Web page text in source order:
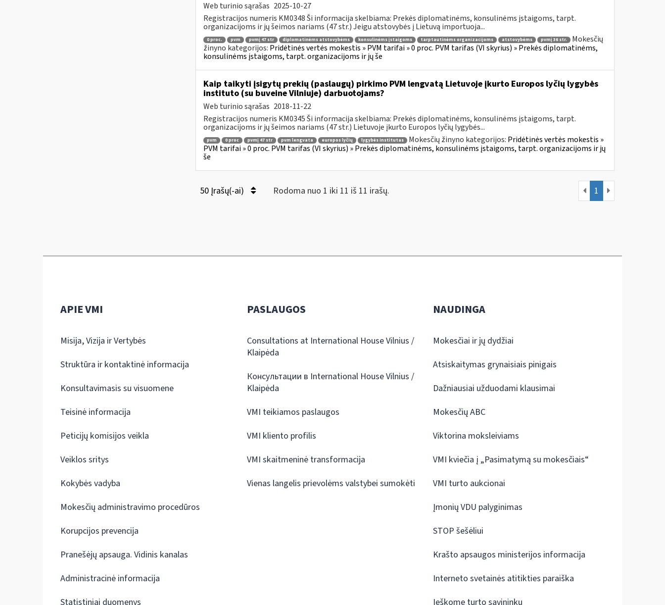
Web turinio sąrašas 2025-10-27
Registracijos numeris KM0348 Ši informacija skelbiama: Prekės diplomatinėms, konsulinėms įstaigoms, tarpt.
organizacijoms ir jų šeimos nariams (47 str.) Jeigu atstovybės į Lietuvą importuoja...
0 proc. pvm pvmį 47 str diplomatinėms atstovybėms konsulinėms įstaigoms tarptautinėms organizacijoms atstovybėms pvmį 36 str.
Mokesčių
žinyno kategorijos: Pridėtinės vertės mokestis » PVM tarifai » 0 proc. PVM tarifas (VI skyrius) » Prekės diplomatinėms,
konsulinėms įstaigoms, tarpt. organizacijoms ir jų še
Kaip taikyti įsigytų prekių (paslaugų) pirkimo PVM lengvatą Lietuvoje įkurto Europos lyčių lygybės
instituto (su buveine Vilniuje) darbuotojams?
Web turinio sąrašas 2018-11-22
Registracijos numeris KM0345 Ši informacija skelbiama: Prekės diplomatinėms, konsulinėms įstaigoms, tarpt.
organizacijoms ir jų šeimos nariams (47 str.) Lietuvoje įkurto Europos lyčių lygybės...
pvm 0 proc pvmį 47 str pvm lengvata europos lyčių lygybės institutas Mokesčių žinyno kategorijos: Pridėtinės vertės mokestis »
PVM tarifai » 0 proc. PVM tarifas (VI skyrius) » Prekės diplomatinėms, konsulinėms įstaigoms, tarpt. organizacijoms ir jų
še
50 Įrašų(-ai) Rodoma nuo 1 iki 11 iš 11 irašų. 1
APIE VMI
Misija, Vizija ir Vertybės
Struktūra ir kontaktinė informacija
Konsultavimasis su visuomene
Teisinė informacija
Peticijų komisijos veikla
Veiklos sritys
Kokybės vadyba
Mokesčių administravimo procedūros
Korupcijos prevencija
Pranešėjų apsauga. Vidinis kanalas
Administracinė informacija
Statistiniai duomenys
PASLAUGOS
Consultations at International House Vilnius /
Klaipėda
Консультации в International House Vilnius /
Klaipėda
VMI teikiamos paslaugos
VMI kliento profilis
VMI skaitmeninė transformacija
Vienas langelis prievolėms valstybei sumokėti
NAUDINGA
Mokesčiai ir jų dydžiai
Atsiskaitymas grynaisiais pinigais
Dažniausiai užduodami klausimai
Mokesčių ABC
Viktorina moksleiviams
VMI kviečia į „Pasimatymą su mokesčiais“
VMI turto aukcionai
Įmonių VDU palyginimas
STOP šešėliui
Krašto apsaugos ministerijos informacija
Interneto svetainės atitikties paraiška
Ieškome turto savininkų